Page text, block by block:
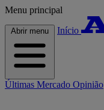
Menu principal
Abrir menu Início
Últimas Mercado Opinião